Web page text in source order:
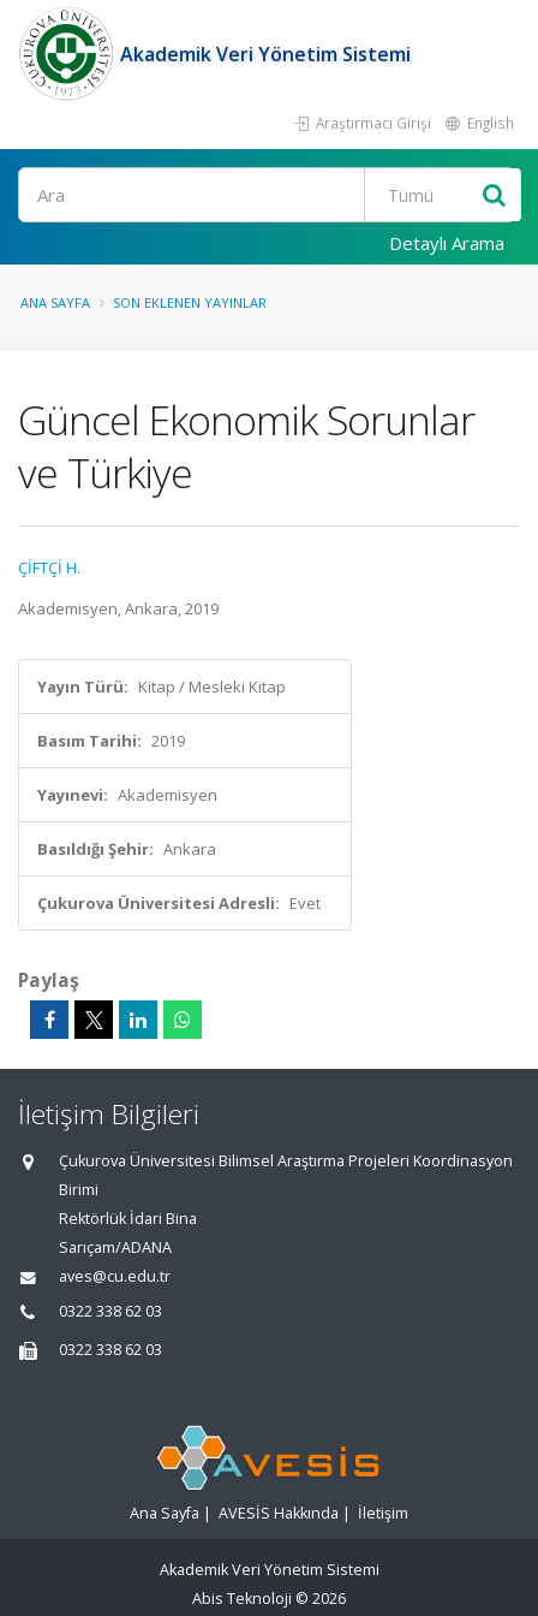
Akademik Veri Yönetim Sistemi
Araştırmacı Girişi English
Ara
Detaylı Arama
ANA SAYFA SON EKLENEN YAYINLAR
Güncel Ekonomik Sorunlar
ve Türkiye
ÇİFTÇİ H.
Akademisyen, Ankara, 2019
Yayın Türü: Kitap / Mesleki Kitap
Basım Tarihi: 2019
Yayınevi: Akademisyen
Basıldığı Şehir: Ankara
Çukurova Üniversitesi Adresli: Evet
Paylaş
İletişim Bilgileri
Çukurova Üniversitesi Bilimsel Araştırma Projeleri Koordinasyon
Birimi
Rektörlük İdari Bina
Sarıçam/ADANA
aves@cu.edu.tr
0322 338 62 03
0322 338 62 03
Ana Sayfa | AVESİS Hakkında | İletişim
Akademik Veri Yönetim Sistemi
Abis Teknoloji © 2026